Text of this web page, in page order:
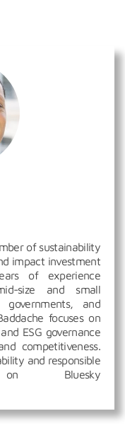
of sustainability
impact investment
of experience
size and small
governments, and
focuses on
ESG governance
competitiveness.
and responsible
Bluesky